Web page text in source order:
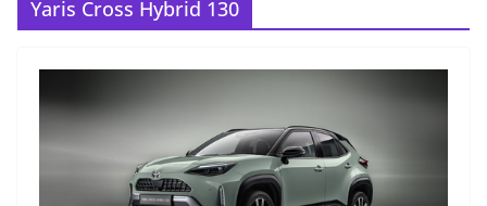
Yaris Cross Hybrid 130